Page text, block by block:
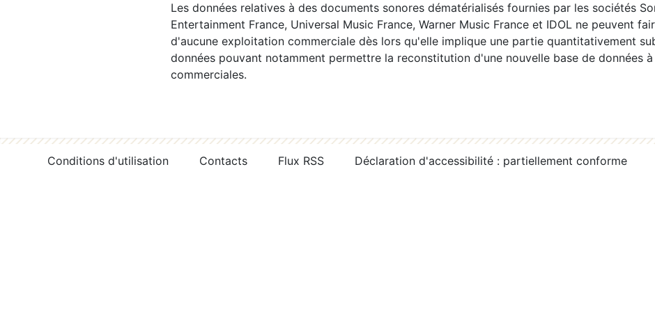
Les données relatives à des documents sonores dématérialisés fournies par les sociétés
Entertainment France, Universal Music France, Warner Music France et IDOL ne peuvent
d'aucune exploitation commerciale dès lors qu'elle implique une partie quantitativement
données pouvant notamment permettre la reconstitution d'une nouvelle base de données
commerciales.
Conditions d'utilisation Contacts Flux RSS Déclaration d'accessibilité : partiellement conforme